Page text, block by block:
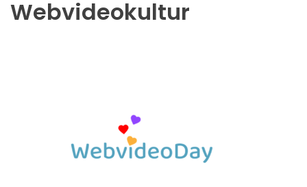
Webvideokultur